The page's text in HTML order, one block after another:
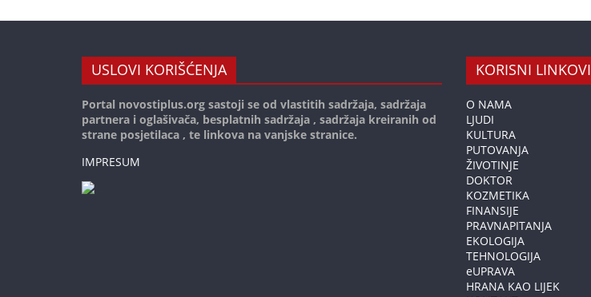
USLOVI KORIŠĆENJA
Portal novostiplus.org sastoji se od vlastitih sadržaja, sadržaja
partnera i oglašivača, besplatnih sadržaja , sadržaja kreiranih od
strane posjetilaca , te linkova na vanjske stranice.
IMPRESUM
KORISNI LINKOVI
O NAMA
LJUDI
KULTURA
PUTOVANJA
ŽIVOTINJE
DOKTOR
KOZMETIKA
FINANSIJE
PRAVNAPITANJA
EKOLOGIJA
TEHNOLOGIJA
eUPRAVA
HRANA KAO LIJEK